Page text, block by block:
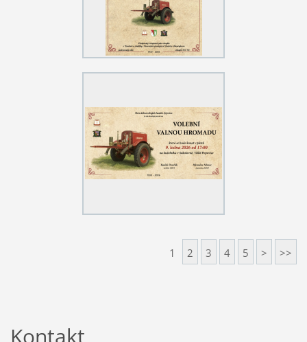
1 2 3 4 5 > >>